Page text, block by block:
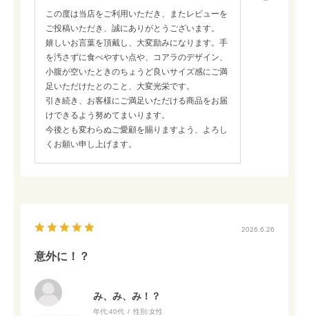
この度は当店をご利用いただき、またレビューを
ご投稿いただき、誠にありがとうございます。
嬉しいお言葉を頂戴し、大変励みになります。手
を汚さずに食べやすい点や、コアラのデザイン、
小腹が空いたときのちょうど良いサイズ感にご満
足いただけたとのこと、大変光栄です。
引き続き、お客様にご満足いただける商品をお届
けできるよう努めてまいります。
今後とも変わらぬご愛顧を賜りますよう、よろし
くお願い申し上げます。
2026.6.26
意外に！？
み、み、み！？
年代:40代 性別:女性